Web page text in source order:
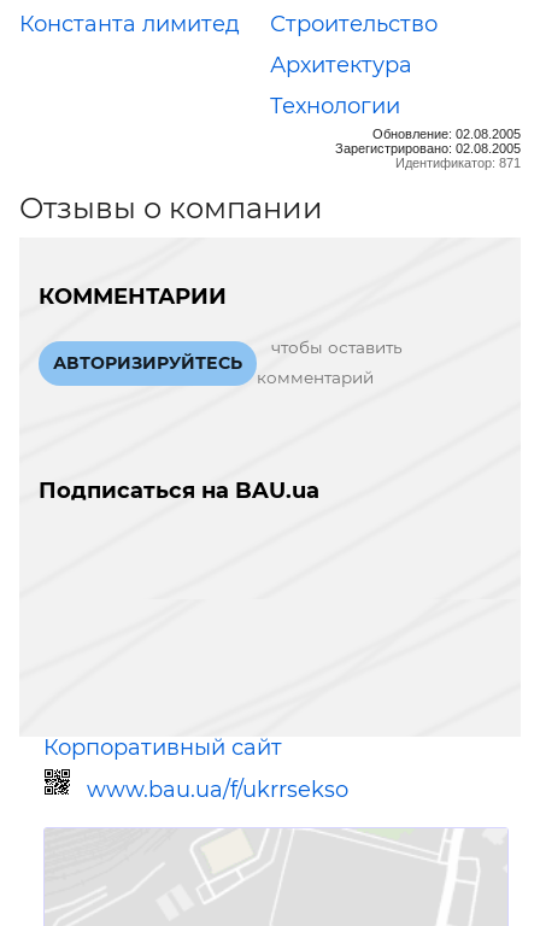
Константа лимитед
Строительство
Архитектура
Технологии
Обновление: 02.08.2005
Зарегистрировано: 02.08.2005
Идентификатор: 871
Отзывы о компании
КОММЕНТАРИИ
АВТОРИЗИРУЙТЕСЬ
чтобы оставить
комментарий
Подписаться на BAU.ua
Корпоративный сайт
www.bau.ua/f/ukrrsekso